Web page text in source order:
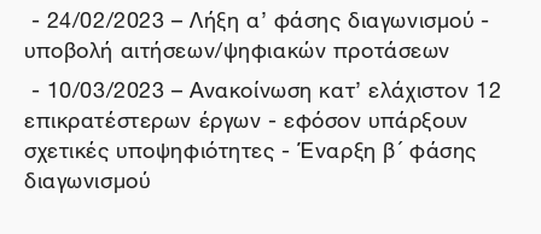
- 24/02/2023 – Λήξη α’ φάσης διαγωνισμού -
υποβολή αιτήσεων/ψηφιακών προτάσεων
- 10/03/2023 – Ανακοίνωση κατ’ ελάχιστον 12
επικρατέστερων έργων - εφόσον υπάρξουν
σχετικές υποψηφιότητες - Έναρξη β ́ φάσης
διαγωνισμού